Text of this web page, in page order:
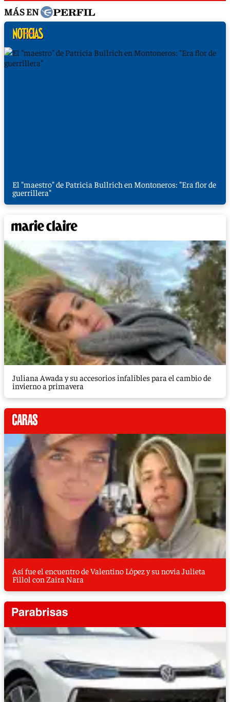
MÁS EN
El "maestro" de Patricia Bullrich en Montoneros: "Era flor de
guerrillera"
Juliana Awada y su accesorios infalibles para el cambio de
invierno a primavera
Así fue el encuentro de Valentino López y su novia Julieta
Fillol con Zaira Nara